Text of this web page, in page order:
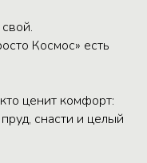
Космос» есть
ценит комфорт:
снасти и целый